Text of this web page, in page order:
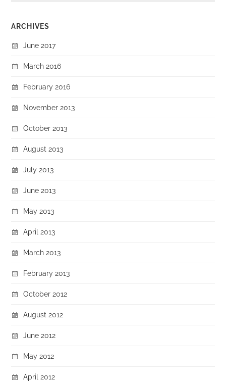
ARCHIVES
June 2017
March 2016
February 2016
November 2013
October 2013
August 2013
July 2013
June 2013
May 2013
April 2013
March 2013
February 2013
October 2012
August 2012
June 2012
May 2012
April 2012